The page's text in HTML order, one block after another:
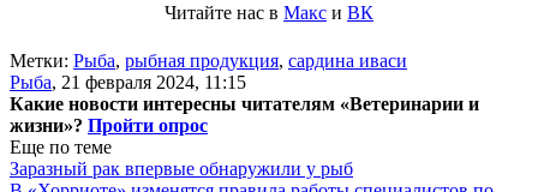
Читайте нас в Макс и ВК
Метки: Рыба, рыбная продукция, сардина иваси
Рыба, 21 февраля 2024, 11:15
Какие новости интересны читателям «Ветеринарии и
жизни»? Пройти опрос
Еще по теме
Заразный рак впервые обнаружили у рыб